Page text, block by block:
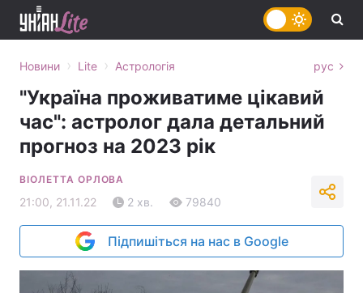
Новини › Lite › Астрологія рус
"Україна проживатиме цікавий
час": астролог дала детальний
прогноз на 2023 рік
ВІОЛЕТТА ОРЛОВА
21:00, 21.11.22 2 хв. 79840
Підпишіться на нас в Google